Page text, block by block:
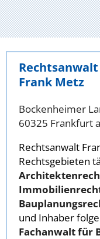
Rechtsanwalt
Frank Metz
Bockenheimer
60325 Frankfurt
Rechtsanwalt
Rechtsgebieten
und Inhaber
Fachanwalt für